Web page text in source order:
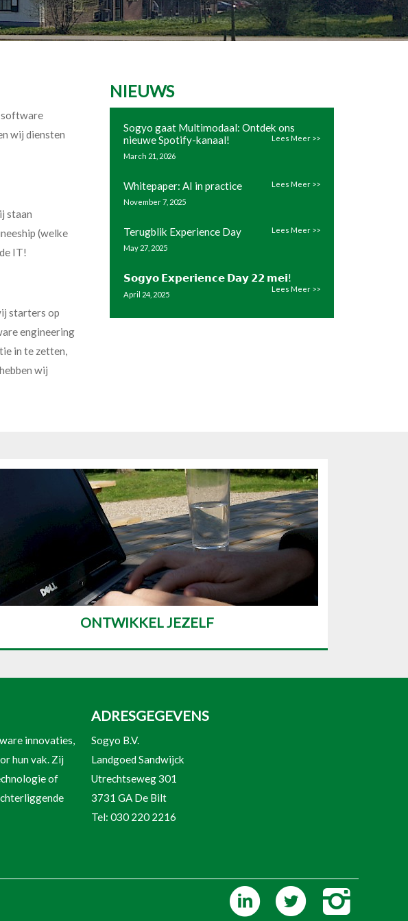
software
wij diensten
staan
(welke
IT!
starters op
engineering
in te zetten,
wij
NIEUWS
Sogyo gaat Multimodaal: Ontdek ons
nieuwe Spotify-kanaal!
March 21, 2026
Whitepaper: AI in practice
November 7, 2025
Terugblik Experience Day
May 27, 2025
𝗦𝗼𝗴𝘆𝗼 𝗘𝘅𝗽𝗲𝗿𝗶𝗲𝗻𝗰𝗲 𝗗𝗮𝘆 𝟮𝟮 𝗺𝗲𝗶!
April 24, 2025
ONTWIKKEL JEZELF
innovaties,
hun vak. Zij
of
ADRESGEGEVENS
Sogyo B.V.
Landgoed Sandwijck
Utrechtseweg 301
3731 GA De Bilt
Tel: 030 220 2216